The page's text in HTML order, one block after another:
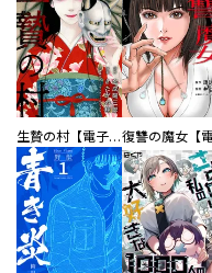
生贄の村【電子単行本版】